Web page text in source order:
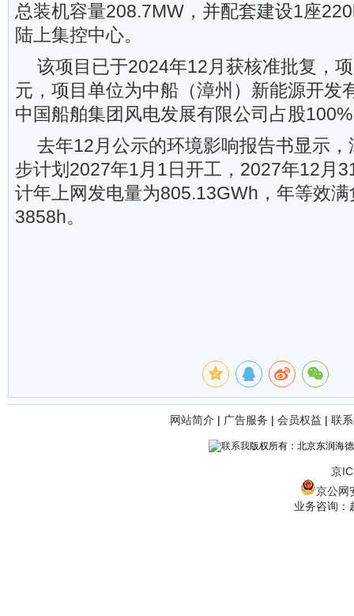
总装机容量208.7MW，并配套建设1座
陆上集控中心。
该项目已于2024年12月获核准批复，
元，项目单位为中船（漳州）新能源开发
中国船舶集团风电发展有限公司占股
去年12月公示的环境影响报告书显示
步计划2027年1月1日开工，2027年12月
计年上网发电量为805.13GWh，年等效
3858h。
网站简介 | 广告服务 | 会员权益 | 联
版权所有：北京东润海
京
京公网
业务咨询：